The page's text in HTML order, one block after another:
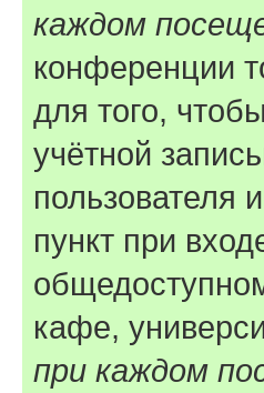
каждом
конференции
для того,
учётной
пользователя
пункт при
кафе,
при каждом